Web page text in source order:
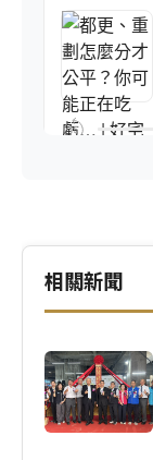
相關新聞